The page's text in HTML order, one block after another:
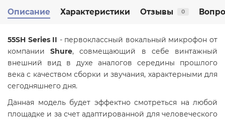
Описание Характеристики Отзывы 0
55SH Series II - первоклассный вокальный микрофон от
компанииShure, совмещающий в себе винтажный
внешний вид в духе аналогов середины прошлого
века с качеством сборки и звучания, характерными для
сегодняшнего дня.
Данная модель будет эффектно смотреться на любой
площадке и за счет адаптированной для человеческого